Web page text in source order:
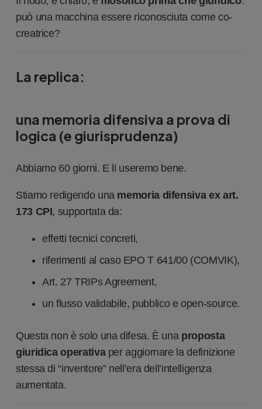
può una macchina essere riconosciuta come co-
creatrice?
La replica:
una memoria difensiva a prova di
logica (e giurisprudenza)
Abbiamo 60 giorni. E li useremo bene.
Stiamo redigendo una memoria difensiva ex art.
173 CPI, supportata da:
effetti tecnici concreti,
riferimenti al caso EPO T 641/00 (COMVIK),
Art. 27 TRIPs Agreement,
un flusso validabile, pubblico e open-source.
Questa non è solo una difesa. È una proposta
giuridica operativaper aggiornare la definizione
stessa di “inventore” nell’era dell’intelligenza
aumentata.